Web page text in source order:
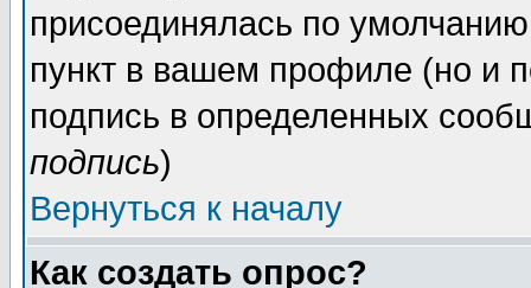
присоединялась по
пункт в вашем профиле (но и
подпись в определенных
подпись)
Вернуться к началу
Как создать опрос?